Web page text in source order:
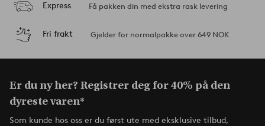
Express Få pakken din med ekstra rask levering
Fri frakt Gjelder for normalpakke over 649 NOK
Er du ny her? Registrer deg for 40% på den
dyreste varen*
Som kunde hos oss er du først ute med eksklusive tilbud,